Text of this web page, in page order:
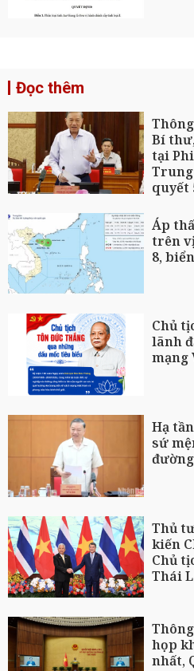
Đọc thêm
Bí
tại
quyết
Áp
trên
8,
Chủ
lãnh
mạng
Hạ
sứ
Thủ
kiến
Chủ
Thái
họp
nhất,